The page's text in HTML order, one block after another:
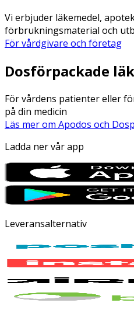
Vi erbjuder läkemedel,
förbrukningsmaterial och
För vårdgivare och företag
Dosförpackade
För vårdens patienter eller
på din medicin
Läs mer om Apodos och
Ladda ner vår app
Leveransalternativ